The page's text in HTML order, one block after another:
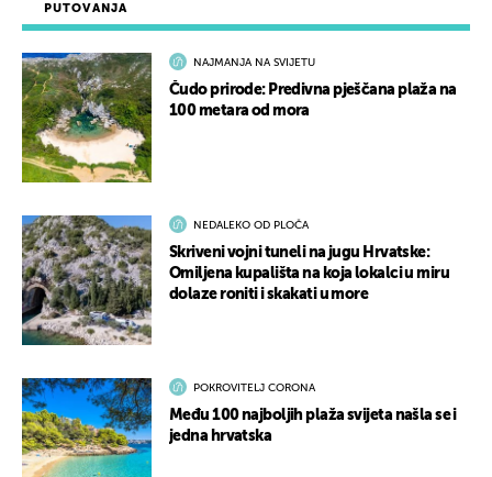
PUTOVANJA
NAJMANJA NA SVIJETU
Čudo prirode: Predivna pješčana plaža na
100 metara od mora
NEDALEKO OD PLOČA
Skriveni vojni tuneli na jugu Hrvatske:
Omiljena kupališta na koja lokalci u miru
dolaze roniti i skakati u more
POKROVITELJ CORONA
Među 100 najboljih plaža svijeta našla se i
jedna hrvatska